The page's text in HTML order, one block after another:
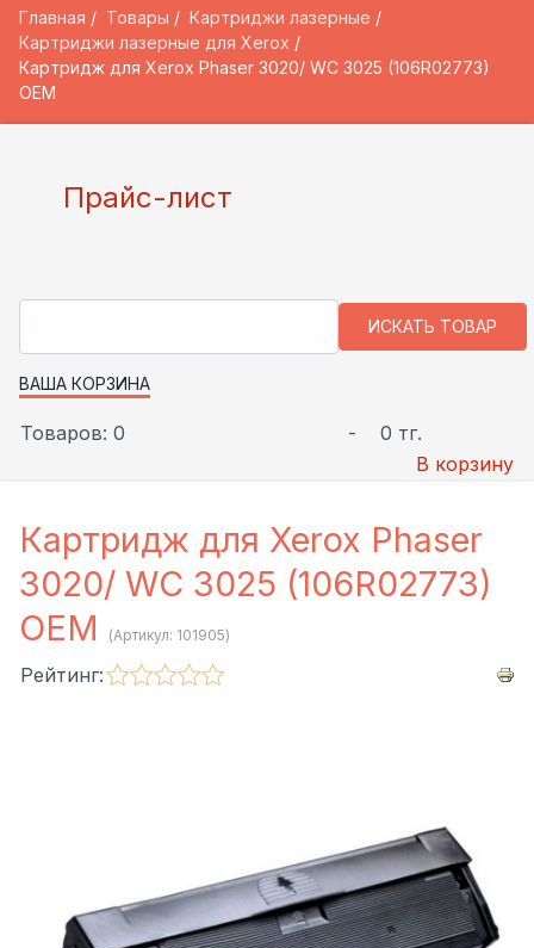
Главная Товары
Картриджи лазерные
Картриджи лазерные для Xerox
Картридж для Xerox Phaser 3020/ WC 3025 (106R02773)
OEM
Прайс-лист
ВАША КОРЗИНА
Товаров: 0 -
0 тг.
В корзину
Картридж для Xerox Phaser
3020/ WC 3025 (106R02773)
OEM
(Артикул: 101905)
Рейтинг: